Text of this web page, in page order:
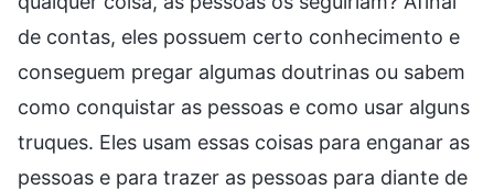
de contas, eles possuem certo conhecimento e
conseguem pregar algumas doutrinas ou sabem
como conquistar as pessoas e como usar alguns
truques. Eles usam essas coisas para enganar as
pessoas e para trazer as pessoas para diante de